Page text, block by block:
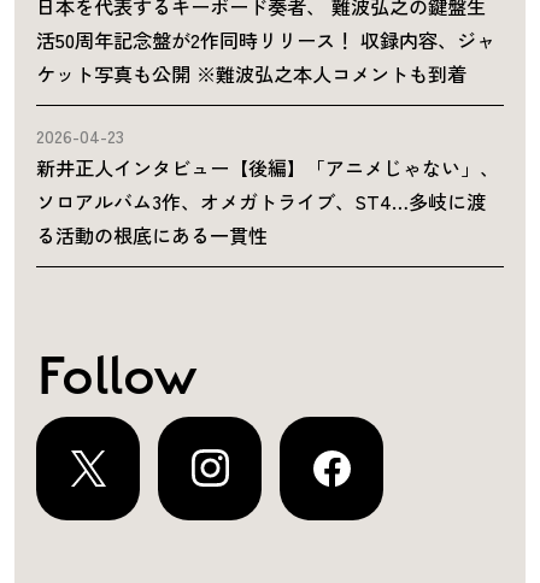
日本を代表するキーボード奏者、 難波弘之の鍵盤生
活50周年記念盤が2作同時リリース！ 収録内容、ジャ
ケット写真も公開 ※難波弘之本人コメントも到着
2026-04-23
新井正人インタビュー【後編】「アニメじゃない」、
ソロアルバム3作、オメガトライブ、ST4…多岐に渡
る活動の根底にある一貫性
Follow